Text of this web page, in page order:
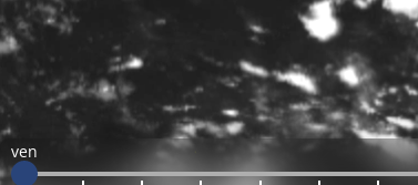
ven